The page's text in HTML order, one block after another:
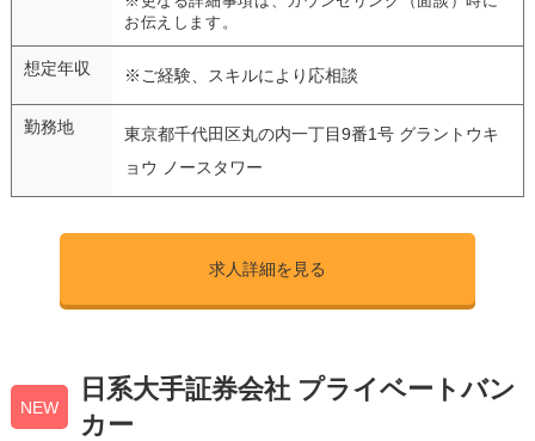
お伝えします。
想定年収 ※ご経験、スキルにより応相談
勤務地
東京都千代田区丸の内一丁目9番1号 グラントウキ
ョウ ノースタワー
求人詳細を見る
NEW
日系大手証券会社 プライベートバン
カー